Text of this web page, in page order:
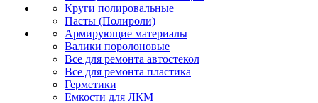
Круги полировальные
Пасты (Полироли)
Армирующие материалы
Валики поролоновые
Все для ремонта автостекол
Все для ремонта пластика
Герметики
Емкости для ЛКМ